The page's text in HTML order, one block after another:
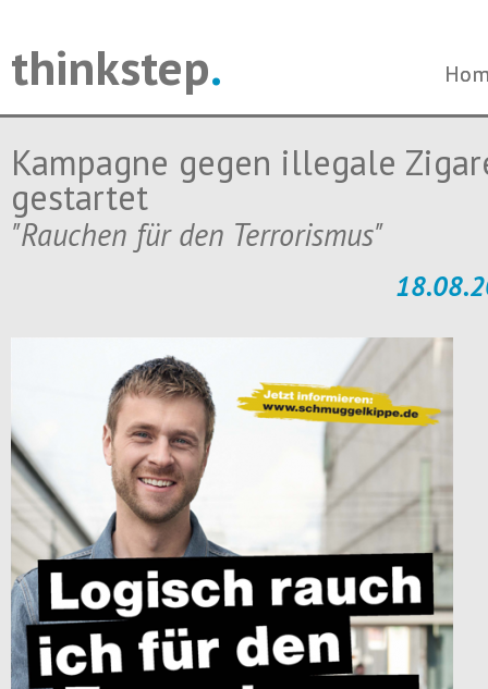
thinkstep.
Kampagne gegen illegale
gestartet
"Rauchen für den Terrorismus"